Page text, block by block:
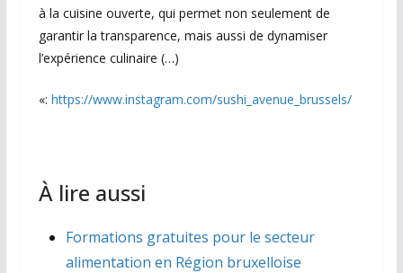
à la cuisine ouverte, qui permet non seulement de
garantir la transparence, mais aussi de dynamiser
l’expérience culinaire (…)
«: https://www.instagram.com/sushi_avenue_brussels/
À lire aussi
Formations gratuites pour le secteur
alimentation en Région bruxelloise